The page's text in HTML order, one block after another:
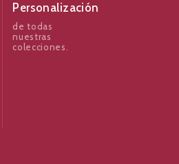
Personalización
de todas
nuestras
colecciones.